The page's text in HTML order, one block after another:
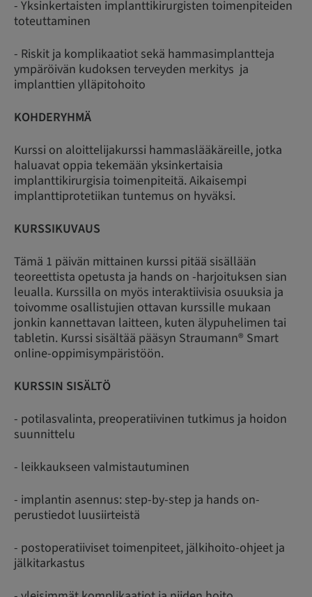
- Yksinkertaisten implanttikirurgisten toimenpiteiden
toteuttaminen
- Riskit ja komplikaatiot sekä hammasimplantteja
ympäröivän kudoksen terveyden merkitys ja
implanttien ylläpitohoito
KOHDERYHMÄ
Kurssi on aloittelijakurssi hammaslääkäreille, jotka
haluavat oppia tekemään yksinkertaisia
implanttikirurgisia toimenpiteitä. Aikaisempi
implanttiprotetiikan tuntemus on hyväksi.
KURSSIKUVAUS
Tämä 1 päivän mittainen kurssi pitää sisällään
teoreettista opetusta ja hands on -harjoituksen sian
leualla. Kurssilla on myös interaktiivisia osuuksia ja
toivomme osallistujien ottavan kurssille mukaan
jonkin kannettavan laitteen, kuten älypuhelimen tai
tabletin. Kurssi sisältää pääsyn Straumann® Smart
online-oppimisympäristöön.
KURSSIN SISÄLTÖ
- potilasvalinta, preoperatiivinen tutkimus ja hoidon
suunnittelu
- leikkaukseen valmistautuminen
- implantin asennus: step-by-step ja hands on-
perustiedot luusiirteistä
- postoperatiiviset toimenpiteet, jälkihoito-ohjeet ja
jälkitarkastus